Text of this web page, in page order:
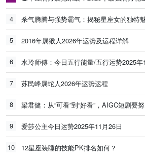
4 杀气腾腾与强势霸气：揭秘星座女的独特
5 2016年属猴人2026年运势及运程详解
6 水玲师傅：今日五行能量/五行运势2025年
7 苏民峰属蛇人2026年运势运程
8 梁君健：从“可看”到“好看”，AIGC短剧要
9 爱莎公主今日运势2025年11月26日
10 12星座装睡的技能PK排名如何？